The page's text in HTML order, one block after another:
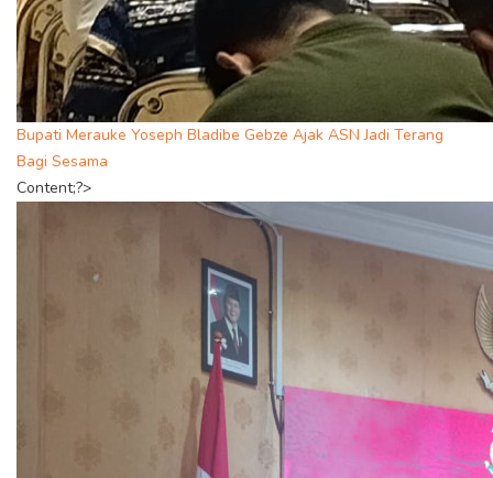
Bupati Merauke Yoseph Bladibe Gebze Ajak ASN Jadi Terang
Bagi Sesama
Content;?>